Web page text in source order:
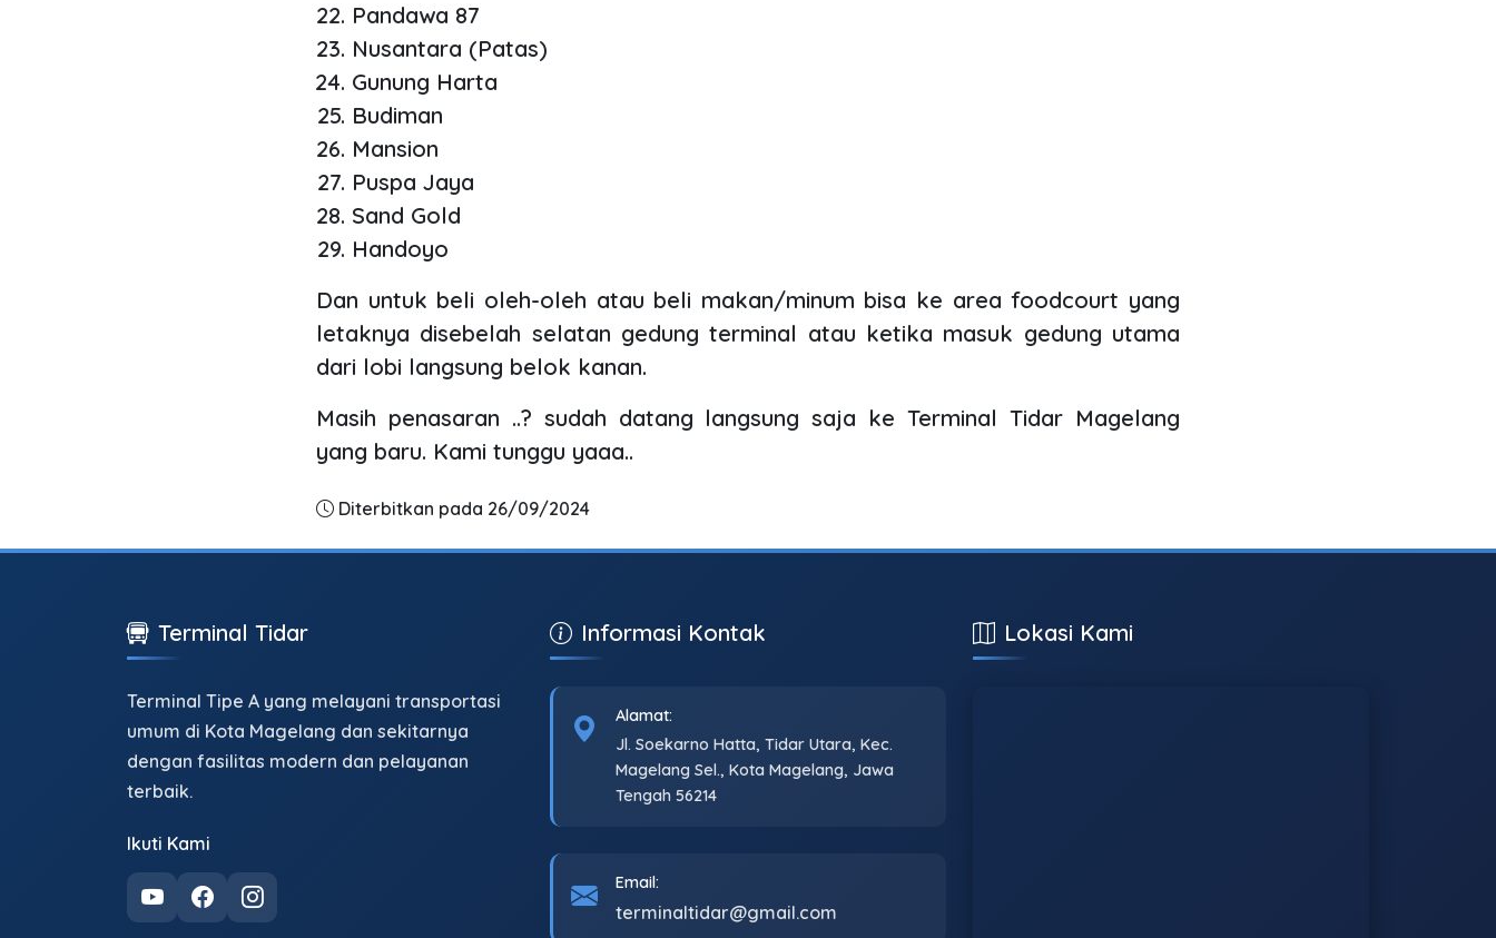
Pandawa 87
Nusantara (Patas)
Gunung Harta
Budiman
Mansion
Puspa Jaya
Sand Gold
Handoyo
Dan untuk beli oleh-oleh atau beli makan/minum bisa ke area foodcourt yang
letaknya disebelah selatan gedung terminal atau ketika masuk gedung utama
dari lobi langsung belok kanan.
Masih penasaran ..? sudah datang langsung saja ke Terminal Tidar Magelang
yang baru. Kami tunggu yaaa..
Diterbitkan pada 26/09/2024
Terminal Tidar
Terminal Tipe A yang melayani transportasi
umum di Kota Magelang dan sekitarnya
dengan fasilitas modern dan pelayanan
terbaik.
Ikuti Kami
Informasi Kontak
Alamat:
Jl. Soekarno Hatta, Tidar Utara, Kec.
Magelang Sel., Kota Magelang, Jawa
Tengah 56214
Email:
terminaltidar@gmail.com
Lokasi Kami